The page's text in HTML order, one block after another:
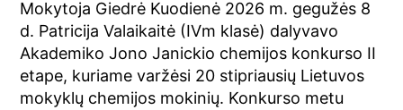
Mokytoja Giedrė Kuodienė 2026 m. gegužės 8
d. Patricija Valaikaitė (IVm klasė) dalyvavo
Akademiko Jono Janickio chemijos konkurso II
etape, kuriame varžėsi 20 stipriausių Lietuvos
mokyklų chemijos mokinių. Konkurso metu